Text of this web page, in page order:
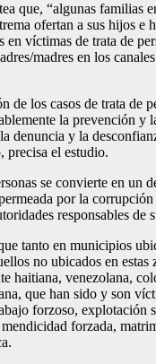
que, “algunas familias
ofertan a sus hijos e
víctimas de trata de
madres en los
de los casos de trata de
la prevención y
denuncia y la
precisa el estudio.
se convierte en un
por la
responsables de
tanto en municipios
no ubicados en estas
haitiana, venezolana,
que han sido y son
forzoso, explotación
forzada,